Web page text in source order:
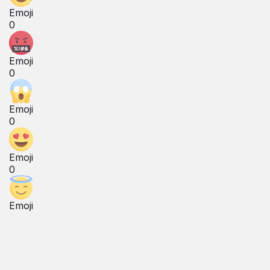
Emoji
0
Emoji
0
Emoji
0
Emoji
0
Emoji